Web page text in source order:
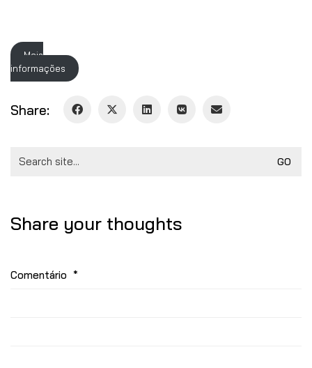
Mais
informações
Share:
for:
Share your thoughts
Comentário *